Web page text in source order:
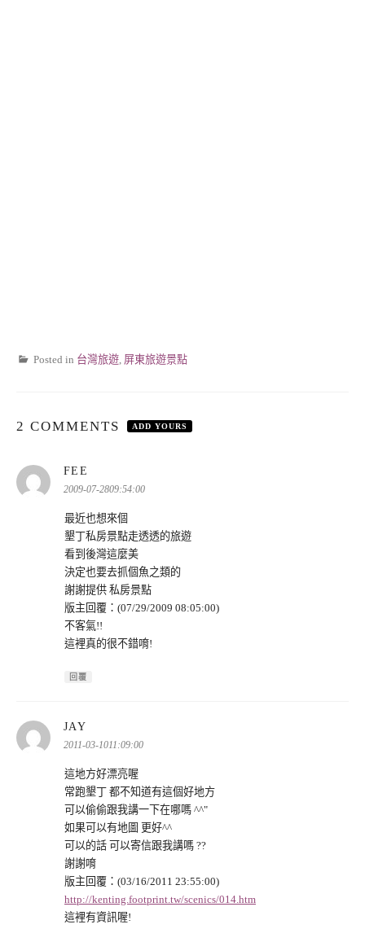
Posted in 台灣旅遊, 屏東旅遊景點
2 COMMENTS ADD YOURS
FEE
示:
2009-07-2809:54:00
最近也想來個
墾丁私房景點走透透的旅遊
看到後灣這麼美
決定也要去抓個魚之類的
謝謝提供 私房景點
版主回覆：(07/29/2009 08:05:00)
不客氣!!
這裡真的很不錯唷!
回覆
JAY
示:
2011-03-1011:09:00
這地方好漂亮喔
常跑墾丁 都不知道有這個好地方
可以偷偷跟我講一下在哪嗎 ^^"
如果可以有地圖 更好^^
可以的話 可以寄信跟我講嗎 ??
謝謝唷
版主回覆：(03/16/2011 23:55:00)
http://kenting.footprint.tw/scenics/014.htm
這裡有資訊喔!